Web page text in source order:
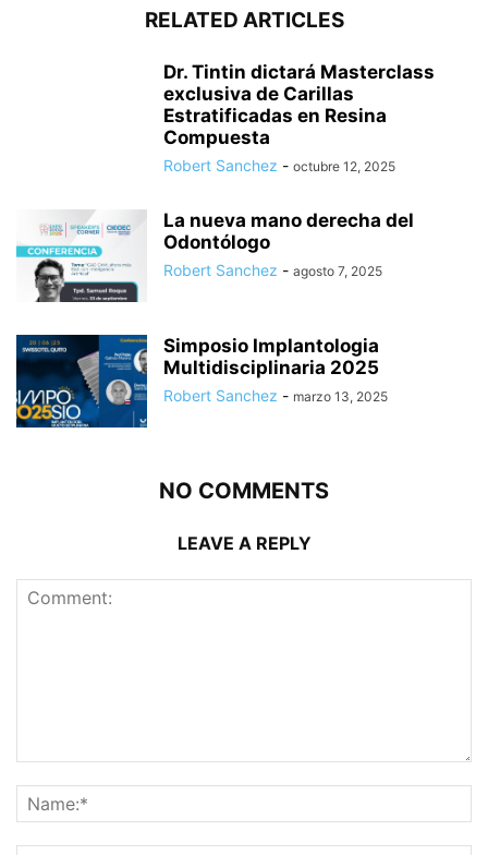
RELATED ARTICLES
Dr. Tintin dictará Masterclass
exclusiva de Carillas
Estratificadas en Resina
Compuesta
Robert Sanchez - octubre 12, 2025
La nueva mano derecha del
Odontólogo
Robert Sanchez - agosto 7, 2025
Simposio Implantologia
Multidisciplinaria 2025
Robert Sanchez - marzo 13, 2025
NO COMMENTS
LEAVE A REPLY